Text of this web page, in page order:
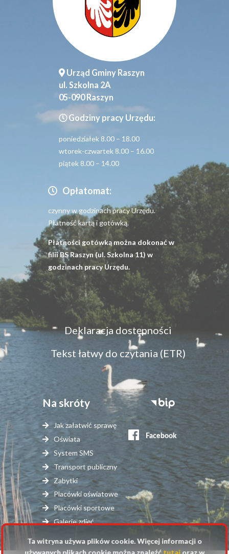
Urząd Gminy Raszyn
ul. Szkolna 2A
05-090 Raszyn
Godziny pracy Urzędu:
poniedziałek 8.00 – 18.00
wtorek-czwartek 8.00 – 16.00
piątek 8.00 – 14.00
Opłatomat:
czynny w godzinach pracy Urzędu.
Płatność kartą i gotówką.
Płatności gotówką można dokonać w
filii BS Raszyn (ul. Szkolna 11) w
godzinach pracy Urzędu.
Menu
dostępność
Deklaracja dostępności
Tekst łatwy do czytania (ETR)
Na skróty
Jak załatwić sprawę
Oświata
System SMS
Transport publiczny
Zabytki
Placówki oświatowe
Placówki sportowe
Galerie zdjęć
Stopka
serwisy
zewnętrzne
Ta witryna używa plików cookie. Więcej informacji o
używanych plikach cookie można znaleźć tutajoraz w